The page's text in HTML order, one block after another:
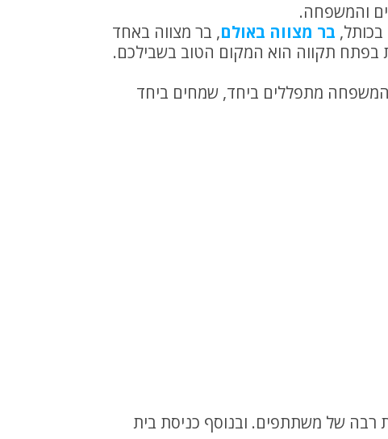
והמשפחה.
בר מצווה באולם, בר מצווה באחד
בפתח תקווה הוא המקום הטוב בשבילכם.
מתפללים ביחד, שמחים ביחד
גדול אשר יכיל כמות רבה של משתתפים. ובנוסף כניסת בית